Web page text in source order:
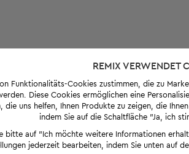
REMIX VERWENDET
Funktionalitäts-Cookies zustimmen, die zu
Diese Cookies ermöglichen eine
uns helfen, Ihnen Produkte zu zeigen, die
indem Sie auf die Schaltfläche "Ja, ich
bitte auf "Ich möchte weitere Informationen
jederzeit bearbeiten, indem Sie unten auf